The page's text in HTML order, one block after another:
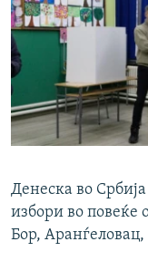
Денеска во
избори во
Бор,